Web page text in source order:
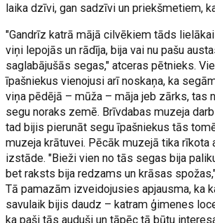
laika dzīvi, gan sadzīvi un priekšmetiem,
"Gandrīz katrā mājā cilvēkiem tāds
viņi lepojās un rādīja, bija vai nu pašu
saglabājušās segas," atceras pētnieks.
īpašniekus vienojusi arī noskaņa, ka
viņa pēdējā – mūža – māja jeb zārks, tas
segu noraks zemē. Brīvdabas muzeja
tad bijis pierunāt segu īpašniekus tās
muzeja krātuvei. Pēcāk muzejā tika rīkota
izstāde. "Bieži vien no tās segas bija
bet raksts bija redzams un krāsas
Tā pamazām izveidojusies apjausma, ka
savulaik bijis daudz – katram ģimenes
ka paši tās auduši un tāpēc tā būtu